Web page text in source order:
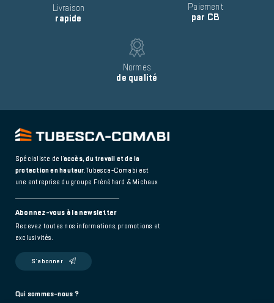
Livraison
rapide
Paiement
par CB
Normes
de qualité
Spécialiste de l’accès, du travail et de la
protection en hauteur. Tubesca-Comabi est
une entreprise du groupe Frénéhard & Michaux
Abonnez-vous à la newsletter
Recevez toutes nos informations, promotions et
exclusivités.
S’abonner
Qui sommes-nous ?